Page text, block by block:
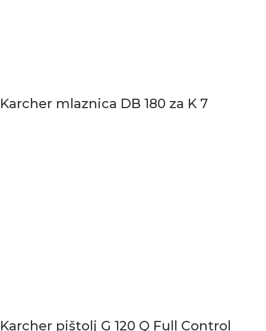
Karcher mlaznica DB 180 za K 7
Karcher pištolj G 120 Q Full Control